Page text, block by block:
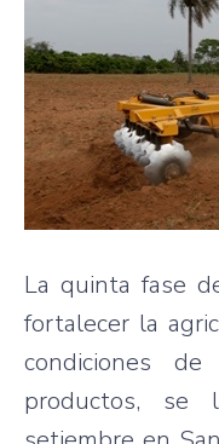
La quinta fase
fortalecer la
condiciones
productos, se